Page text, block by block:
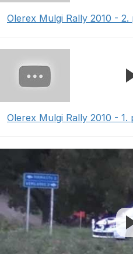
Olerex Mulgi Rally 2010 - 2.
Olerex Mulgi Rally 2010 - 1.